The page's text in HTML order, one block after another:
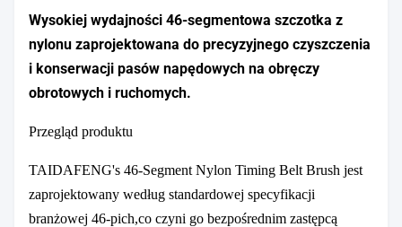
Wysokiej wydajności 46-segmentowa szczotka z
nylonu zaprojektowana do precyzyjnego czyszczenia
i konserwacji pasów napędowych na obręczy
obrotowych i ruchomych.
Przegląd produktu
TAIDAFENG's 46-Segment Nylon Timing Belt Brush jest
zaprojektowany według standardowej specyfikacji
branżowej 46-pich,co czyni go bezpośrednim zastępcą